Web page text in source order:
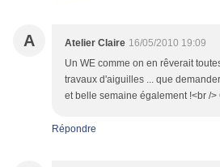
A Atelier Claire 16/05/2010 19:09
Un WE comme on en rêverait
travaux d'aiguilles ... que
et belle semaine également !<br />
Répondre